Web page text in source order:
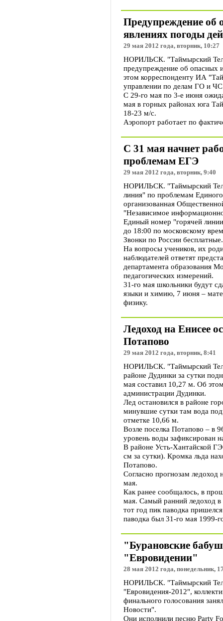
Предупреждение об
явлениях погоды
29 мая 2012 года, вторник, 10:27
НОРИЛЬСК. "Таймырский
предупреждение об опасных
этом корреспонденту ИА
управлении по делам ГО и
С 29-го мая по 3-е июня
мая в горных районах юга
18-23 м/с.
Аэропорт работает по
С 31 мая начнет
проблемам ЕГЭ
29 мая 2012 года, вторник, 9:40
НОРИЛЬСК. "Таймырский
линия" по проблемам
организованная
"Независимое
Единый номер "горячей
до 18:00 по московскому
Звонки по России бесплатные.
На вопросы учеников, их
наблюдателей ответят
департамента образования
педагогических измерений.
31-го мая школьники будут
языки и химию, 7 июня –
физику.
Ледоход на Енисее
Потапово
29 мая 2012 года, вторник, 8:41
НОРИЛЬСК. "Таймырский
районе Дудинки за сутки
мая составил 10,27 м. Об
администрации Дудинки.
Лед остановился в районе
минувшие сутки там вода
отметке 10,66 м.
Возле поселка Потапово – в
уровень воды зафиксирован
В районе Усть-Хантайской
см за сутки). Кромка льда
Потапово.
Согласно прогнозам
мая.
Как ранее сообщалось, в
мая. Самый ранний ледоход
тот год пик паводка
паводка был 31-го мая 1999-
"Бурановские
"Евровидении"
28 мая 2012 года, понедельник,
НОРИЛЬСК. "Таймырский
"Евровидения-2012",
финального голосования
Новости".
Они исполнили песню Party